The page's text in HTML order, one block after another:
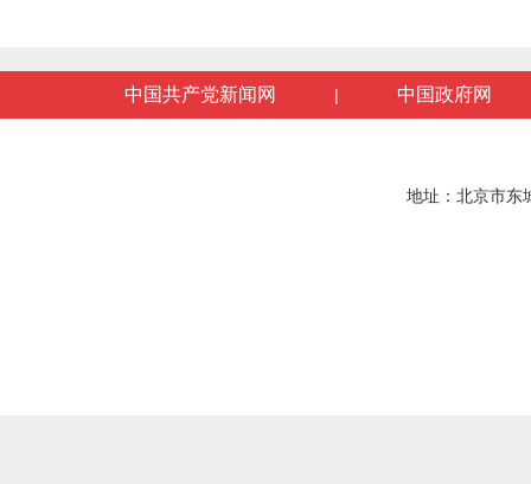
中国共产党新闻网 | 中国政府网
地址：北京市东